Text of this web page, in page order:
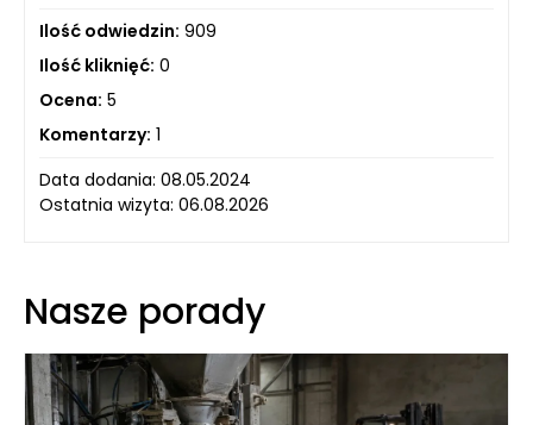
Ilość odwiedzin: 909
Ilość kliknięć: 0
Ocena: 5
Komentarzy: 1
Data dodania: 08.05.2024
Ostatnia wizyta: 06.08.2026
Nasze porady